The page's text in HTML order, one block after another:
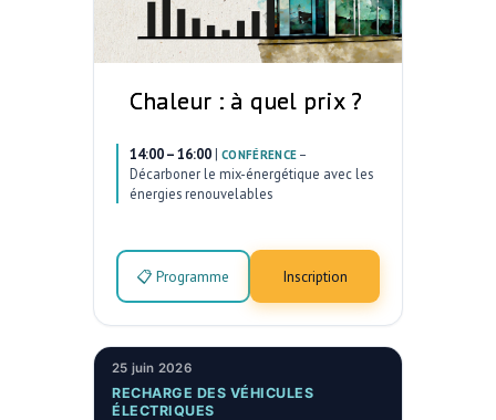
Chaleur : à quel prix ?
14:00 – 16:00 | CONFÉRENCE –
Décarboner le mix-énergétique avec les
énergies renouvelables
📋 Programme Inscription
25 juin 2026
RECHARGE DES VÉHICULES
ÉLECTRIQUES